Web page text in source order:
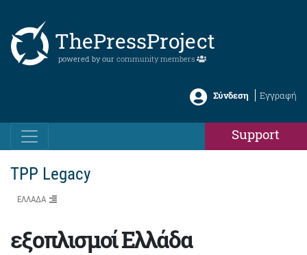
ThePressProject
powered by our community members
Σύνδεση Εγγραφή
Support
TPP Legacy
ΕΛΛΑΔΑ
εξοπλισμοί Ελλάδα